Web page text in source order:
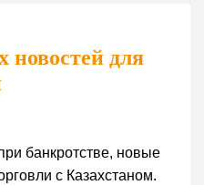
новостей для
банкротстве, новые
с Казахстаном.